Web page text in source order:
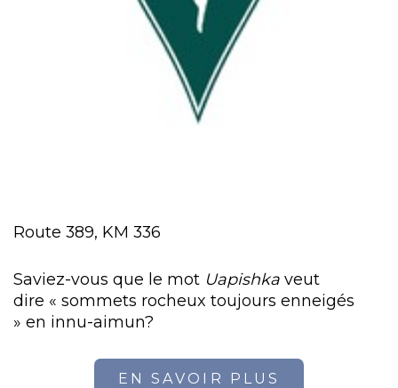
Route 389, KM 336
Saviez-vous que le mot Uapishka veut
dire « sommets rocheux toujours enneigés
» en innu-aimun?
EN SAVOIR PLUS